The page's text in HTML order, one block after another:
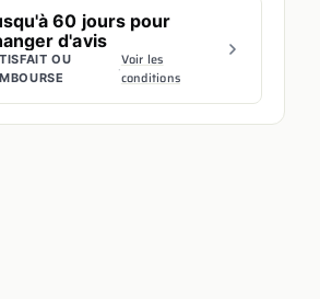
60 jours pour
d'avis
OU
·Voir les
conditions